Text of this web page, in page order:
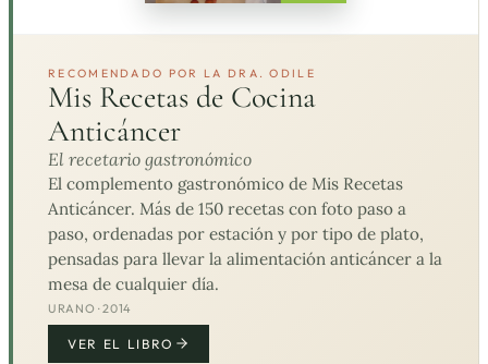
RECOMENDADO POR LA DRA. ODILE
Mis Recetas de Cocina
Anticáncer
El recetario gastronómico
El complemento gastronómico de Mis Recetas
Anticáncer. Más de 150 recetas con foto paso a
paso, ordenadas por estación y por tipo de plato,
pensadas para llevar la alimentación anticáncer a la
mesa de cualquier día.
URANO · 2014
VER EL LIBRO